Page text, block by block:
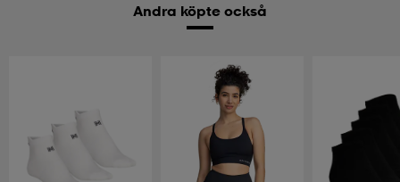
Andra köpte också